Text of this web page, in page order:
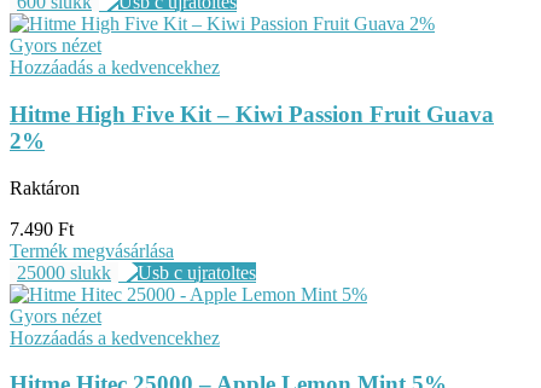
Gyors nézet
Hozzáadás a kedvencekhez
Hitme High Five Kit – Kiwi Passion Fruit Guava
2%
Raktáron
7.490 Ft
Termék megvásárlása
25000 slukk
Gyors nézet
Hozzáadás a kedvencekhez